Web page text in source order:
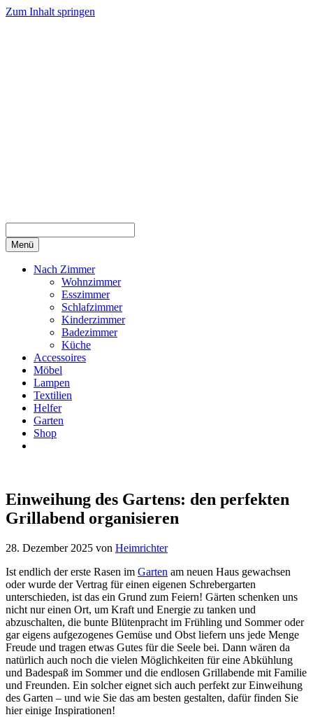
Zum Inhalt springen
Menü
Nach Zimmer
Wohnzimmer
Esszimmer
Schlafzimmer
Kinderzimmer
Badezimmer
Küche
Accessoires
Möbel
Lampen
Textilien
Helfer
Garten
Shop
Einweihung des Gartens: den perfekten
Grillabend organisieren
28. Dezember 2025 von Heimrichter
Ist endlich der erste Rasen im Garten am neuen Haus gewachsen
oder wurde der Vertrag für einen eigenen Schrebergarten
unterschieden, ist das ein Grund zum Feiern! Gärten schenken uns
nicht nur einen Ort, um Kraft und Energie zu tanken und
abzuschalten, die bunte Blütenpracht im Frühling und Sommer oder
gar eigens aufgezogenes Gemüse und Obst liefern uns jede Menge
Freude und tragen etwas Gutes für die Seele bei. Dann wären da
natürlich auch noch die vielen Möglichkeiten für eine Abkühlung
und Badespaß im Sommer und die endlosen Grillabende mit Familie
und Freunden. Ein solcher eignet sich auch perfekt zur Einweihung
des Garten – und wie Sie das am besten gestalten, dafür finden Sie
hier einige Inspirationen!